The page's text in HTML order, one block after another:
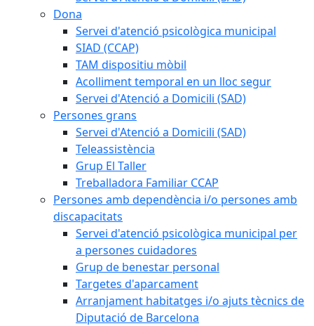
Dona
Servei d'atenció psicològica municipal
SIAD (CCAP)
TAM dispositiu mòbil
Acolliment temporal en un lloc segur
Servei d'Atenció a Domicili (SAD)
Persones grans
Servei d'Atenció a Domicili (SAD)
Teleassistència
Grup El Taller
Treballadora Familiar CCAP
Persones amb dependència i/o persones amb
discapacitats
Servei d'atenció psicològica municipal per
a persones cuidadores
Grup de benestar personal
Targetes d'aparcament
Arranjament habitatges i/o ajuts tècnics de
Diputació de Barcelona